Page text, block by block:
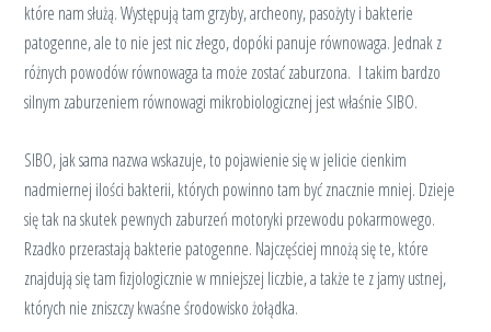
które nam służą. Występują tam grzyby, archeony, pasożyty i bakterie
patogenne, ale to nie jest nic złego, dopóki panuje równowaga. Jednak z
różnych powodów równowaga ta może zostać zaburzona. I takim bardzo
silnym zaburzeniem równowagi mikrobiologicznej jest właśnie SIBO.
SIBO, jak sama nazwa wskazuje, to pojawienie się w jelicie cienkim
nadmiernej ilości bakterii, których powinno tam być znacznie mniej. Dzieje
się tak na skutek pewnych zaburzeń motoryki przewodu pokarmowego.
Rzadko przerastają bakterie patogenne. Najczęściej mnożą się te, które
znajdują się tam fizjologicznie w mniejszej liczbie, a także te z jamy ustnej,
których nie zniszczy kwaśne środowisko żołądka.